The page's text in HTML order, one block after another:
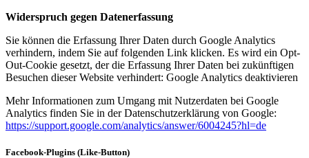
Widerspruch gegen Datenerfassung
Sie können die Erfassung Ihrer Daten durch Google Analytics
verhindern, indem Sie auf folgenden Link klicken. Es wird ein Opt-
Out-Cookie gesetzt, der die Erfassung Ihrer Daten bei zukünftigen
Besuchen dieser Website verhindert: Google Analytics deaktivieren
Mehr Informationen zum Umgang mit Nutzerdaten bei Google
Analytics finden Sie in der Datenschutzerklärung von Google:
https://support.google.com/analytics/answer/6004245?hl=de
Facebook-Plugins (Like-Button)